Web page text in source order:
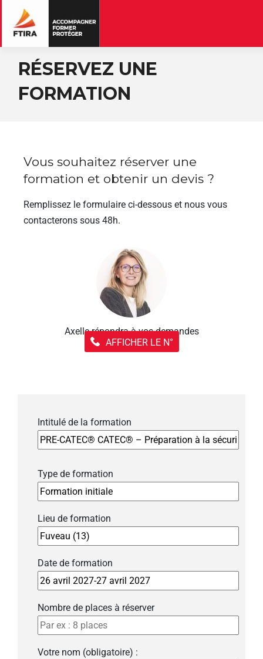
RÉSERVEZ UNE
FORMATION
Vous souhaitez réserver une
formation et obtenir un devis ?
Remplissez le formulaire ci-dessous et nous vous
contacterons sous 48h.
Axelle répondra à vos demandes
AFFICHER LE N°
Intitulé de la formation
Type de formation
Lieu de formation
Date de formation
Nombre de places à réserver
Votre nom (obligatoire) :